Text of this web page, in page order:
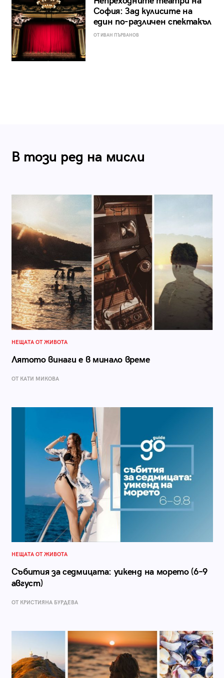
София: Зад кулисите на
един по-различен спектакъл
ОТ ИВАН ПЪРВАНОВ
В този ред на мисли
НЕЩАТА ОТ ЖИВОТА
Лятото винаги е в минало време
ОТ КАТИ МИКОВА
НЕЩАТА ОТ ЖИВОТА
Събития за седмицата: уикенд на морето (6–9
август)
ОТ КРИСТИЯНА БУРДЕВА